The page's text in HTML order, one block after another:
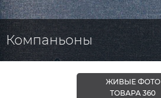
Компаньоны
ЖИВЫЕ ФОТО
ТОВАРА 360